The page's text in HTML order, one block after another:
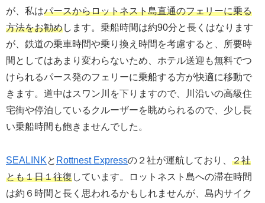
が、私はパースからロットネスト島直通のフェリーに乗る
方法をお勧めします。乗船時間は約90分と長くはなります
が、鉄道の乗車時間や乗り換え時間を考慮すると、所要時
間としてはあまり変わらないため、ホテル送迎も無料でつ
けられるパース発のフェリーに乗船する方が快適に移動で
きます。道中はスワン川を下りますので、川沿いの高級住
宅街や停泊しているクルーザーを眺められるので、少し長
い乗船時間も飽きませんでした。
SEALINKと Rottnest Expressの２社が運航しており、 ２社
とも１日１往復しています。ロットネスト島への滞在時間
は約６時間と長く思われるかもしれませんが、島内サイク